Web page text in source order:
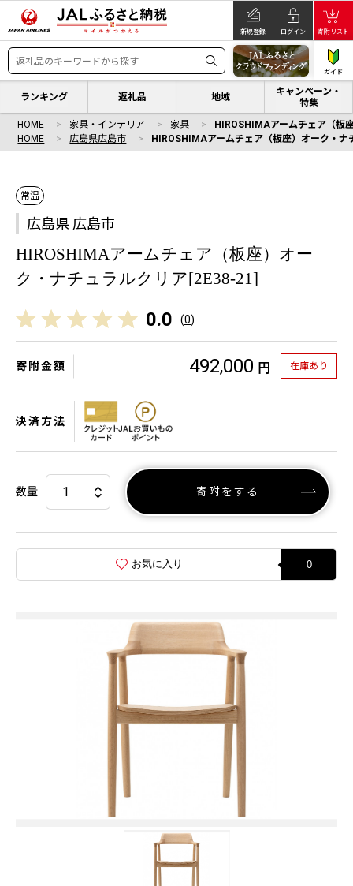
新規登録 ログイン 寄附リスト
ガイド
ランキング 返礼品 地域
キャンペーン・
特集
HOME 家具・インテリア 家具
HIROSHIMAアームチェア（板
HOME
広島県広島市 HIROSHIMAアームチェア（板座）オーク・
常温
広島県 広島市
HIROSHIMAアームチェア（板座）オー
ク・ナチュラルクリア[2E38-21]
0.0 (0)
寄附金額 492,000 円 在庫あり
決済方法
数量 寄附をする
お気に入り 0